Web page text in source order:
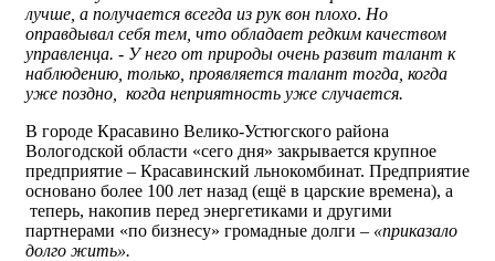
лучше, а получается всегда из рук вон плохо. Но
оправдывал себя тем, что обладает редким качеством
управленца. - У него от природы очень развит талант к
наблюдению, только, проявляется талант тогда, когда
уже поздно, когда неприятность уже случается.
В городе Красавино Велико-Устюгского района
Вологодской области «сего дня» закрывается крупное
предприятие – Красавинский льнокомбинат. Предприятие
основано более 100 лет назад (ещё в царские времена), а
теперь, накопив перед энергетиками и другими
партнерами «по бизнесу» громадные долги – «приказало
долго жить».